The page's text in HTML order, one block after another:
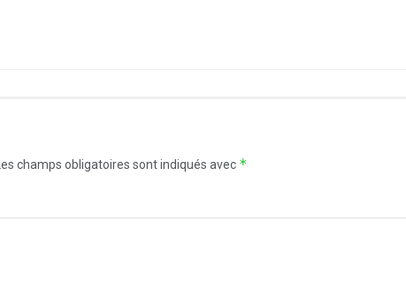
Les champs obligatoires sont indiqués avec *